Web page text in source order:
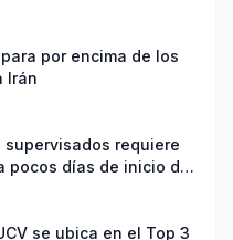
por encima de los
Irán
supervisados requiere
pocos días de inicio del
se ubica en el Top 3